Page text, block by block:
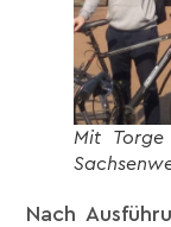
Mit
Nach